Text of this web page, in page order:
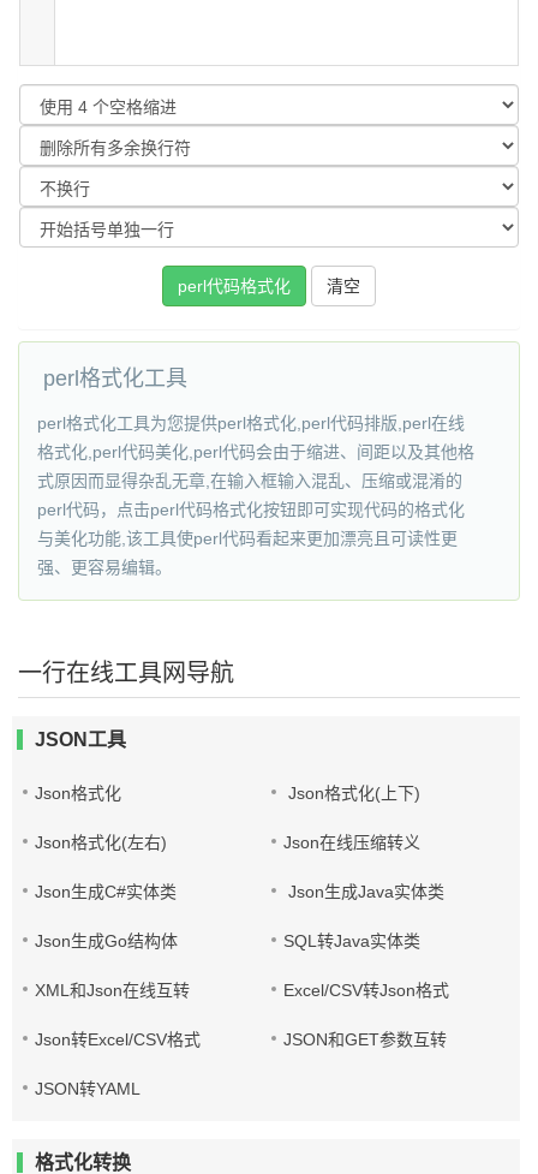
perl格式化工具
perl格式化工具为您提供perl格式化,perl代码排版,perl在线
格式化,perl代码美化,perl代码会由于缩进、间距以及其他格
式原因而显得杂乱无章,在输入框输入混乱、压缩或混淆的
perl代码，点击perl代码格式化按钮即可实现代码的格式化
与美化功能,该工具使perl代码看起来更加漂亮且可读性更
强、更容易编辑。
一行在线工具网导航
JSON工具
Json格式化 Json格式化(上下)
Json格式化(左右) Json在线压缩转义
Json生成C#实体类 Json生成Java实体类
Json生成Go结构体 SQL转Java实体类
XML和Json在线互转 Excel/CSV转Json格式
Json转Excel/CSV格式 JSON和GET参数互转
JSON转YAML
格式化转换